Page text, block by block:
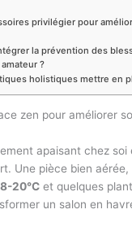
privilégier pour
la prévention des
?
holistiques mettre en
zen pour améliorer
apaisant chez soi
Une pièce bien
20°C et quelques
un salon en